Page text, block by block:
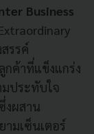
Business
รรค์
กค้าที่แข็งแกร่ง
ประทับใจ
งผสาน
มเซ็นเตอร์